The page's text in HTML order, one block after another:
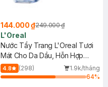
144.000 ₫249.000 ₫
L'Oreal
Nước Tẩy Trang L'Oreal Tươi
Mát Cho Da Dầu, Hỗn Hợp
400ml
4.8 (298)
1.9k/tháng
64%